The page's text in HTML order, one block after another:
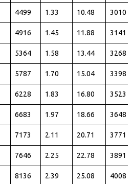
4499 1.33 10.48 3010
4916 1.45 11.88 3141
5364 1.58 13.44 3268
5787 1.70 15.04 3398
6228 1.83 16.80 3523
6683 1.97 18.66 3648
7173 2.11 20.71 3771
7646 2.25 22.78 3891
8136 2.39 25.08 4008